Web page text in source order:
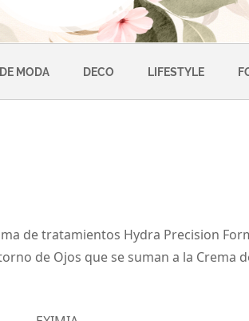
MODA DECO LIFESTYLE
de tratamientos Hydra Precision
de Ojos que se suman a la Crema